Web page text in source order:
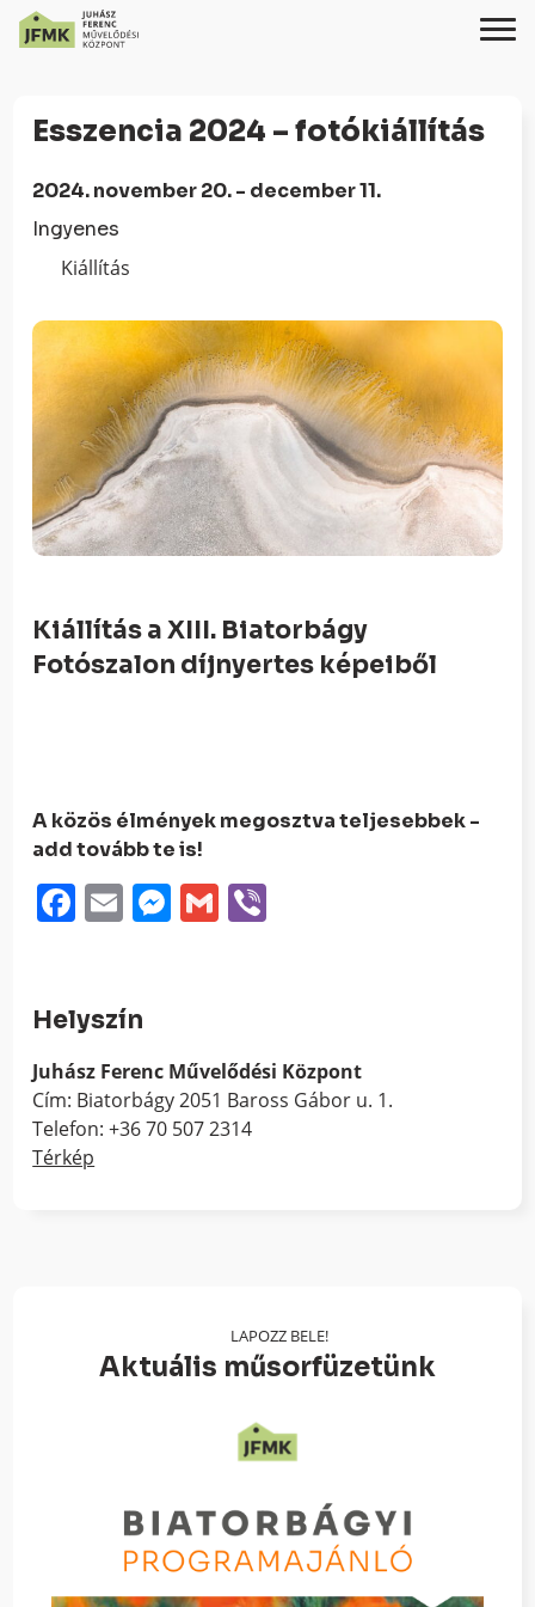
Content
navigációhoz
Esszencia 2024 – fotókiállítás
2024. november 20. - december 11.
Ingyenes
Kiállítás
Kiállítás a XIII. Biatorbágy
Fotószalon díjnyertes képeiből
A közös élmények megosztva teljesebbek -
add tovább te is!
Facebook
EmailMessenger
Gmail
Helyszín
Juhász Ferenc Művelődési Központ
Cím: Biatorbágy 2051 Baross Gábor u. 1.
Telefon: +36 70 507 2314
Térkép
LAPOZZ BELE!
Aktuális műsorfüzetünk